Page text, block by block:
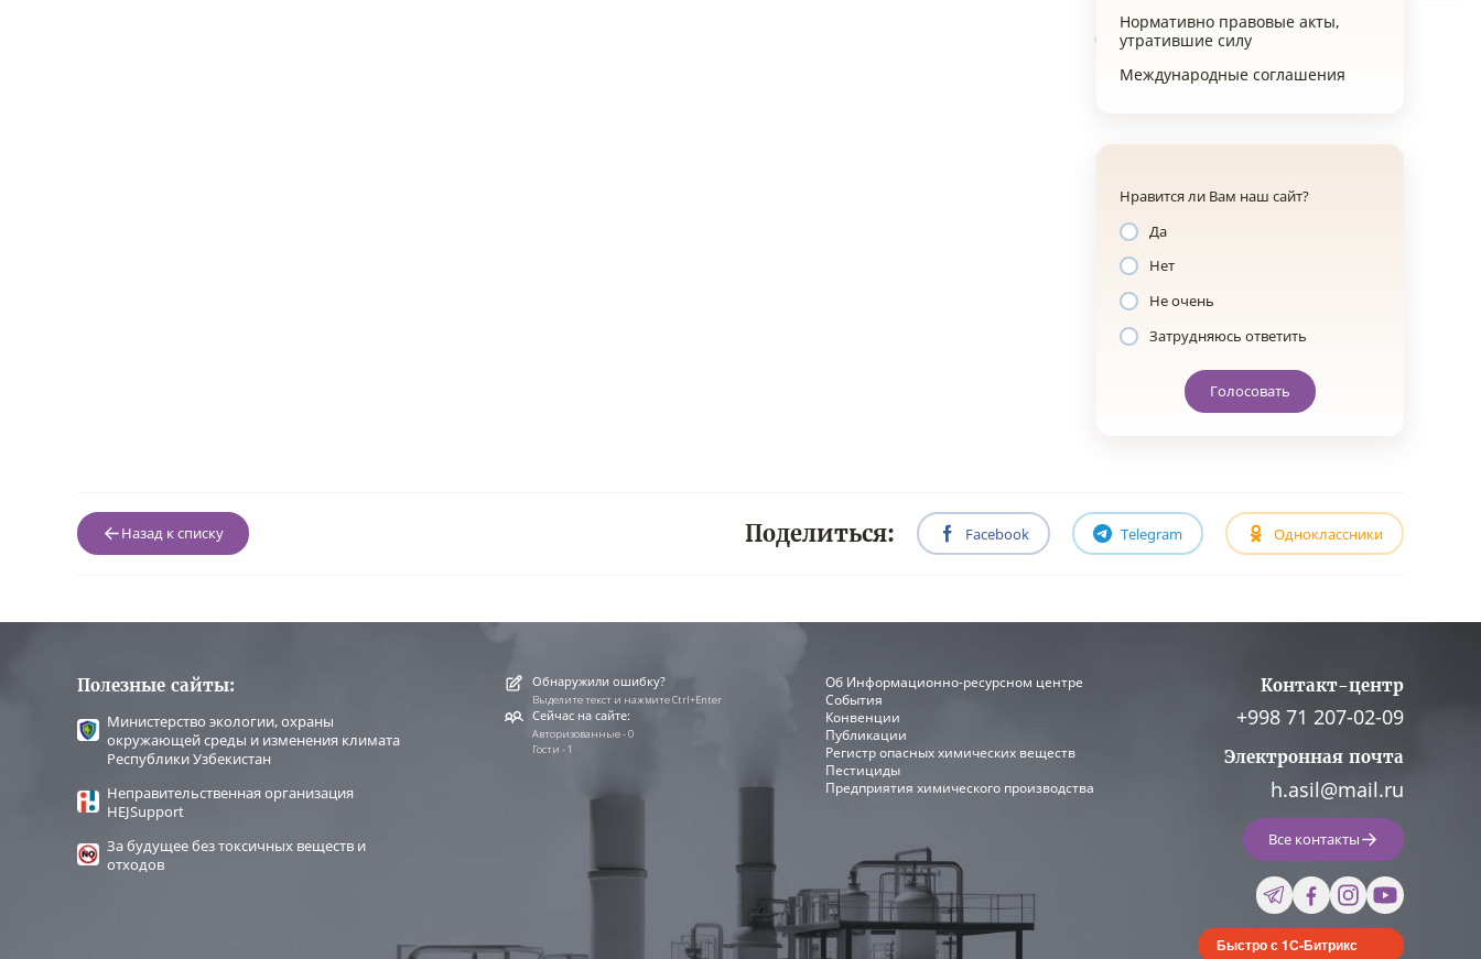
Нормативно правовые акты,
утратившие силу
Международные соглашения
Нравится ли Вам наш сайт?
Да
Нет
Не очень
Затрудняюсь ответить
Голосовать
Назад к списку Поделиться: Facebook Telegram Одноклассники
Полезные сайты:
Министерство экологии, охраны
окружающей среды и изменения климата
Республики Узбекистан
Неправительственная организация
HEJSupport
За будущее без токсичных веществ и
отходов
Обнаружили ошибку?
Выделите текст и нажмите Ctrl+Enter
Сейчас на сайте:
Авторизованные - 0
Гости - 1
Об Информационно-ресурсном центре
События
Конвенции
Публикации
Регистр опасных химических веществ
Пестициды
Предприятия химического производства
Контакт-центр
+998 71 207-02-09
Электронная почта
h.asil@mail.ru
Все контакты
Быстро с 1С-Битрикс